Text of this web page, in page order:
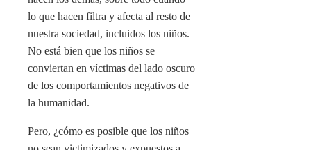
lo que hacen filtra y afecta al resto de
nuestra sociedad, incluidos los niños.
No está bien que los niños se
conviertan en víctimas del lado oscuro
de los comportamientos negativos de
la humanidad.
Pero, ¿cómo es posible que los niños